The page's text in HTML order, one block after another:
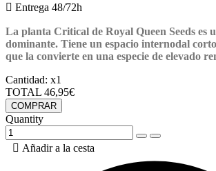
 Entrega 48/72h
La planta Critical de Royal Queen Seeds es
dominante. Tiene un espacio internodal
que la convierte en una especie de elevado
Cantidad: x1
TOTAL 46,95€
COMPRAR
Quantity
 Añadir a la cesta